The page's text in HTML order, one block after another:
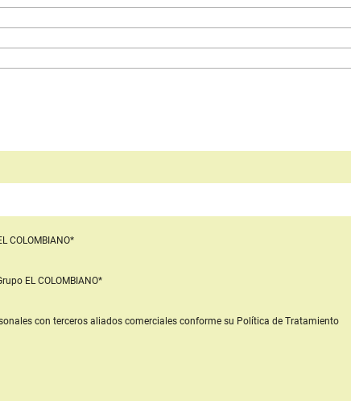
COLOMBIANO*
EL COLOMBIANO*
con terceros aliados comercialesconforme su Política de Tratamiento